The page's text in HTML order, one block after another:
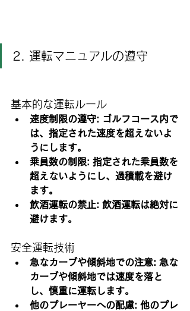
2. 運転マニュアルの遵守
基本的な運転ルール
速度制限の遵守: ゴルフコース内で
は、指定された速度を超えないよ
うにします。
乗員数の制限: 指定された乗員数を
超えないようにし、過積載を避け
ます。
飲酒運転の禁止: 飲酒運転は絶対に
避けます。
安全運転技術
急なカーブや傾斜地での注意: 急な
カーブや傾斜地では速度を落と
し、慎重に運転します。
他のプレーヤーへの配慮: 他のプレ